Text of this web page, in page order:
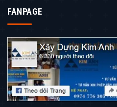
FANPAGE